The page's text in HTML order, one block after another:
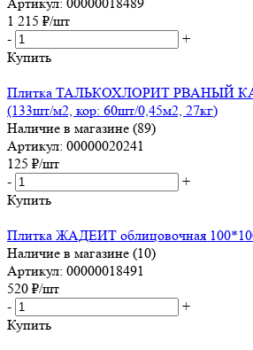
1 215 ₽/шт
-
+
Купить
Плитка ТАЛЬКОХЛОРИТ РВАНЫЙ
(133шт/м2, кор: 60шт/0,45м2, 27кг)
Наличие в магазине (89)
Артикул: 00000020241
125 ₽/шт
-
+
Купить
Плитка ЖАДЕИТ облицовочная
Наличие в магазине (10)
Артикул: 00000018491
520 ₽/шт
-
+
Купить